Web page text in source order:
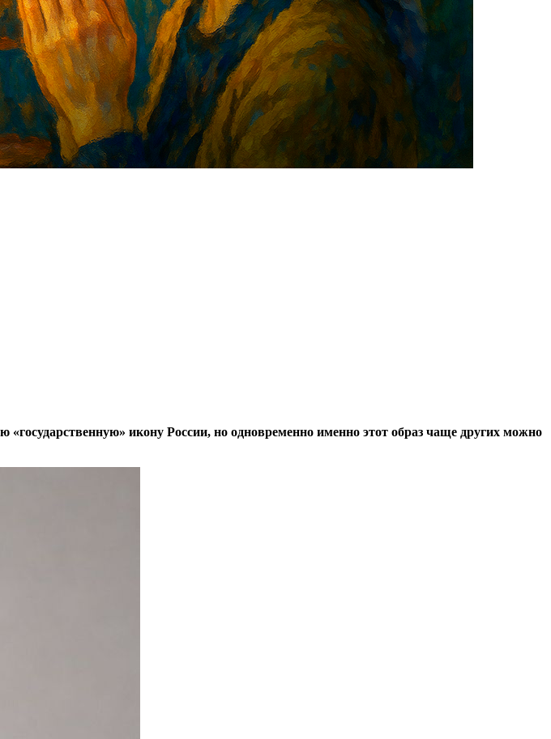
икону России, но одновременно именно этот образ чаще других можно